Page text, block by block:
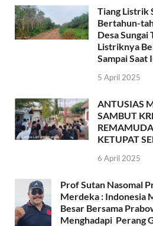
Tiang Listrik
Bertahun-
Desa Sungai
Listriknya
Sampai Saat
5 April 2025
ANTUSIAS
SAMBUT
KETUPAT
6 April 2025
Prof Sutan Nasomal
Merdeka : Indonesia
Besar Bersama
Menghadapi Perang